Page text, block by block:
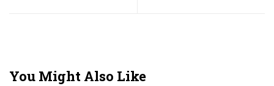
You Might Also Like